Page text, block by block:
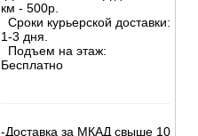
км - 500р.
Сроки курьерской доставки:
1-3 дня.
Подъем на этаж:
Бесплатно
-Доставка за МКАД свыше 10